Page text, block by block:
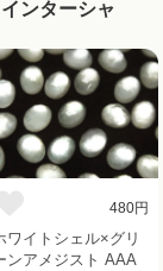
ンターシャ
480円
ワイトシェル×グリ
ンアメジスト AAA